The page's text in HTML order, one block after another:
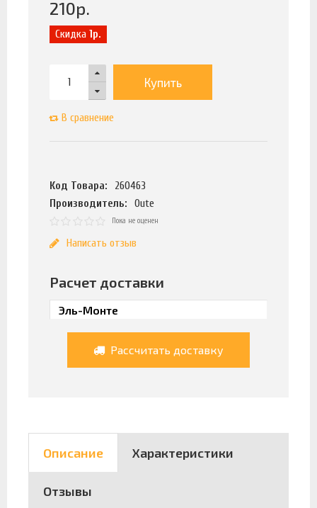
210р.
Скидка 1р.
Купить
В сравнение
Код Товара:
260463
Производитель:
Oute
Пока не оценен
Написать отзыв
Расчет доставки
Рассчитать доставку
Описание Характеристики
Отзывы